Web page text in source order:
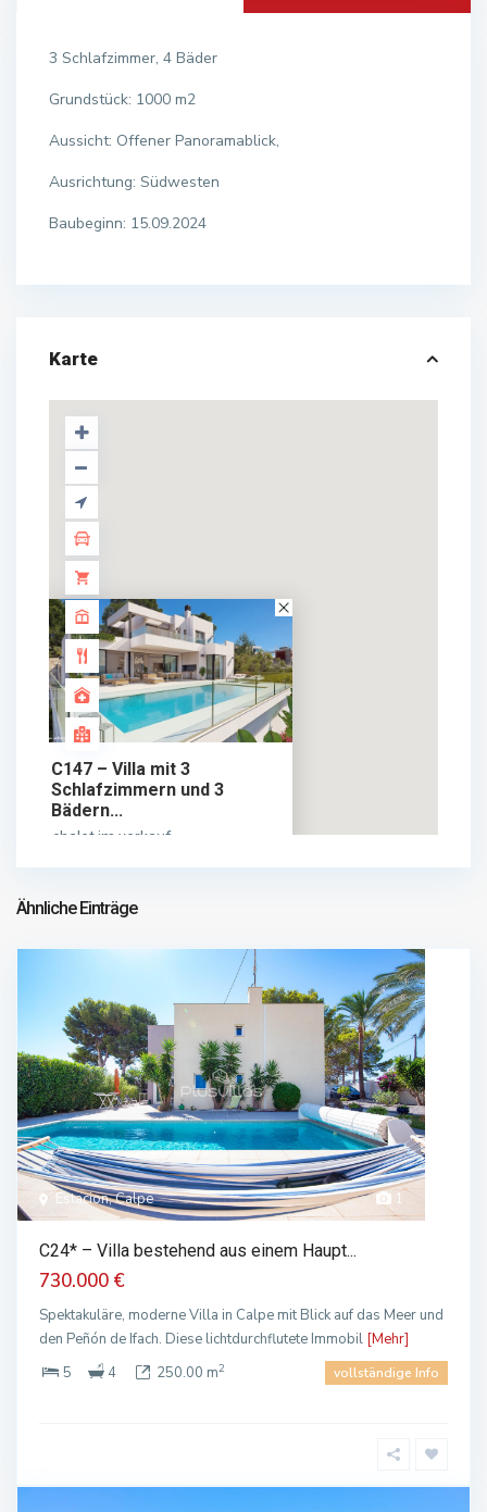
3 Schlafzimmer, 4 Bäder
Grundstück: 1000 m2
Aussicht: Offener Panoramablick,
Ausrichtung: Südwesten
Baubeginn: 15.09.2024
Karte
1.135.000 €
C147 – Villa mit 3
Schlafzimmern und 3
Bädern...
chalet im verkauf
1.135.000 €
Ähnliche Einträge
1
Estacion, Calpe
C24* – Villa bestehend aus einem Haupt...
730.000 €
Spektakuläre, moderne Villa in Calpe mit Blick auf das Meer und
den Peñón de Ifach. Diese lichtdurchflutete Immobil [Mehr]
5
4 250.00 m2 vollständige Info